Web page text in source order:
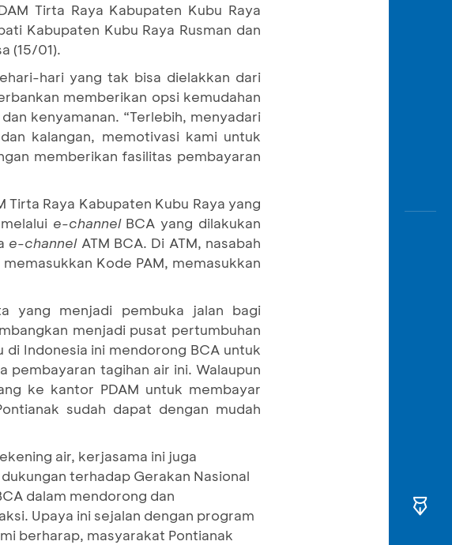
Tirta Raya Kabupaten Kubu Raya
Kabupaten Kubu Raya Rusman dan
(15/01).
hari yang tak bisa dielakkan dari
memberikan opsi kemudahan
kenyamanan. “Terlebih, menyadari
kalangan, memotivasi kami untuk
memberikan fasilitas pembayaran
Tirta Raya Kabupaten Kubu Raya yang
e-channelBCA yang dilakukan
e-channelATM BCA. Di ATM, nasabah
Kode PAM, memasukkan
yang menjadi pembuka jalan bagi
menjadi pusat pertumbuhan
Indonesia ini mendorong BCA untuk
pembayaran tagihan air ini. Walaupun
ke kantor PDAM untuk membayar
sudah dapat dengan mudah
air, kerjasama ini juga
terhadap Gerakan Nasional
dalam mendorong dan
Upaya ini sejalan dengan program
berharap, masyarakat Pontianak